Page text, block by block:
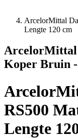
ArcelorMittal
Lengte 120 cm
ArcelorMittal
Koper Bruin -
RS500
Lengte